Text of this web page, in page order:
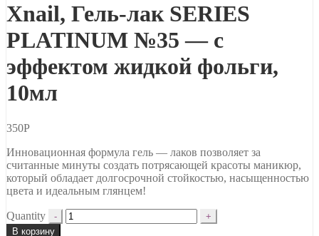
Xnail, Гель-лак SERIES
PLATINUM №35 — с
эффектом жидкой фольги,
10мл
350Р
Инновационная формула гель — лаков позволяет за
считанные минуты создать потрясающей красоты маникюр,
который обладает долгосрочной стойкостью, насыщенностью
цвета и идеальным глянцем!
Quantity
В корзину